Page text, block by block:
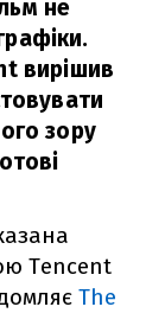
не
вирішив
зору
Tencent
The